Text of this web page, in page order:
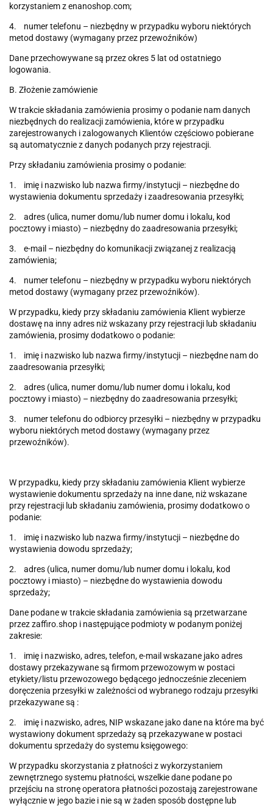
korzystaniem z enanoshop.com;
4. numer telefonu – niezbędny w przypadku wyboru niektórych
metod dostawy (wymagany przez przewoźników)
Dane przechowywane są przez okres 5 lat od ostatniego
logowania.
B. Złożenie zamówienie
W trakcie składania zamówienia prosimy o podanie nam danych
niezbędnych do realizacji zamówienia, które w przypadku
zarejestrowanych i zalogowanych Klientów częściowo pobierane
są automatycznie z danych podanych przy rejestracji.
Przy składaniu zamówienia prosimy o podanie:
1. imię i nazwisko lub nazwa firmy/instytucji – niezbędne do
wystawienia dokumentu sprzedaży i zaadresowania przesyłki;
2. adres (ulica, numer domu/lub numer domu i lokalu, kod
pocztowy i miasto) – niezbędny do zaadresowania przesyłki;
3. e-mail – niezbędny do komunikacji związanej z realizacją
zamówienia;
4. numer telefonu – niezbędny w przypadku wyboru niektórych
metod dostawy (wymagany przez przewoźników).
W przypadku, kiedy przy składaniu zamówienia Klient wybierze
dostawę na inny adres niż wskazany przy rejestracji lub składaniu
zamówienia, prosimy dodatkowo o podanie:
1. imię i nazwisko lub nazwa firmy/instytucji – niezbędne nam do
zaadresowania przesyłki;
2. adres (ulica, numer domu/lub numer domu i lokalu, kod
pocztowy i miasto) – niezbędny do zaadresowania przesyłki;
3. numer telefonu do odbiorcy przesyłki – niezbędny w przypadku
wyboru niektórych metod dostawy (wymagany przez
przewoźników).
W przypadku, kiedy przy składaniu zamówienia Klient wybierze
wystawienie dokumentu sprzedaży na inne dane, niż wskazane
przy rejestracji lub składaniu zamówienia, prosimy dodatkowo o
podanie:
1. imię i nazwisko lub nazwa firmy/instytucji – niezbędne do
wystawienia dowodu sprzedaży;
2. adres (ulica, numer domu/lub numer domu i lokalu, kod
pocztowy i miasto) – niezbędne do wystawienia dowodu
sprzedaży;
Dane podane w trakcie składania zamówienia są przetwarzane
przez zaffiro.shop i następujące podmioty w podanym poniżej
zakresie:
1. imię i nazwisko, adres, telefon, e-mail wskazane jako adres
dostawy przekazywane są firmom przewozowym w postaci
etykiety/listu przewozowego będącego jednocześnie zleceniem
doręczenia przesyłki w zależności od wybranego rodzaju przesyłki
przekazywane są :
2. imię i nazwisko, adres, NIP wskazane jako dane na które ma być
wystawiony dokument sprzedaży są przekazywane w postaci
dokumentu sprzedaży do systemu księgowego:
W przypadku skorzystania z płatności z wykorzystaniem
zewnętrznego systemu płatności, wszelkie dane podane po
przejściu na stronę operatora płatności pozostają zarejestrowane
wyłącznie w jego bazie i nie są w żaden sposób dostępne lub